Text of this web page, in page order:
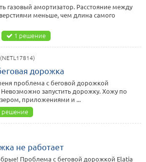
газовый амортизатор. Расстояние между
меньше, чем длина самого
1 решение
дорожка
проблема с беговой дорожкой
Невозможно запустить дорожку. Хожу по
приложениями и ...
решение
не работает
Проблема с беговой дорожкой Elatia